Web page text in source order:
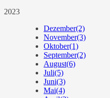
2023
Dezember(2)
November(3)
Oktober(1)
September(2)
August(6)
Juli(5)
Juni(3)
Mai(4)